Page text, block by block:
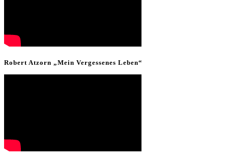
Robert Atzorn „Mein Vergessenes Leben“